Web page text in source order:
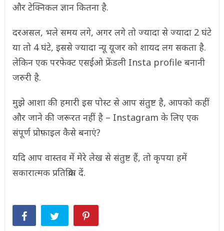
और टेक्निकल ज्ञान कितना है.
दरअसल, भले समय लगे, अगर लगे तो ज्यादा से ज्यादा 2 घंटे
या तो 4 घंटे, इससे ज्यादा न्यू यूजर को शायद लग सकता है.
लेकिन एक परफेक्ट एसईओ फ्रेंडली Insta profile बनानी
जरुरी है.
मुझे आशा की हमारी इस पोस्ट से आप संतुष्ट है, आपको कहीं
और जाने की जरूरत नहीं है – Instagram के लिए एक
संपूर्ण प्रोफ़ाइल कैसे बनाएं?
यदि आप वास्तव में मेरे लेख से संतुष्ट हैं, तो कृपया हमें
सकारात्मक प्रतिक्रिया दें.